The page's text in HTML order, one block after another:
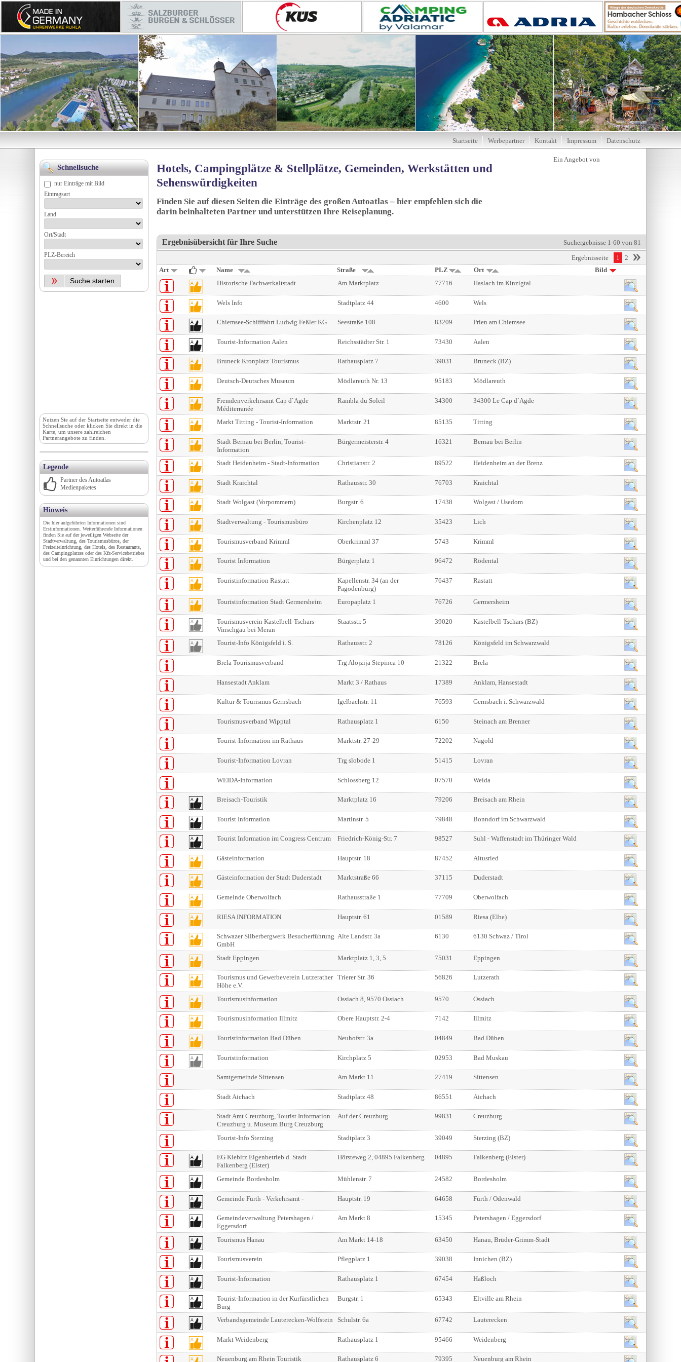
Hotels, Campingplätze & Stellplätze, Gemeinden, Werkstätten und
Sehenswürdigkeiten
Finden Sie auf diesen Seiten die Einträge des großen Autoatlas – hier empfehlen sich die
darin beinhalteten Partner und unterstützen Ihre Reiseplanung.
Ergebnisübersicht für Ihre Suche
Suchergebnisse 1-60 von 81
Ergebnisseite
1
2
Art
Name Straße PLZ Ort
Bild
Historische Fachwerkaltstadt
Am Marktplatz 77716 Haslach im Kinzigtal
Wels Info Stadtplatz 44 4600 Wels
Chiemsee-Schifffahrt Ludwig Feßler KG Seestraße 108 83209 Prien am Chiemsee
Tourist-Information Aalen Reichsstädter Str. 1 73430 Aalen
Bruneck Kronplatz Tourismus Rathausplatz 7 39031 Bruneck (BZ)
Deutsch-Deutsches Museum Mödlareuth Nr. 13 95183 Mödlareuth
Fremdenverkehrsamt Cap d`Agde
Méditerranée
Rambla du Soleil 34300 34300 Le Cap d`Agde
Markt Titting - Tourist-Information Marktstr. 21 85135 Titting
Stadt Bernau bei Berlin, Tourist-
Information
Bürgermeisterstr. 4 16321 Bernau bei Berlin
Stadt Heidenheim - Stadt-Information Christianstr. 2 89522 Heidenheim an der Brenz
Stadt Kraichtal Rathausstr. 30 76703 Kraichtal
Stadt Wolgast (Vorpommern) Burgstr. 6 17438 Wolgast / Usedom
Stadtverwaltung - Tourismusbüro Kirchenplatz 12 35423 Lich
Tourismusverband Krimml Oberkrimml 37 5743 Krimml
Tourist Information Bürgerplatz 1 96472 Rödental
Touristinformation Rastatt
Kapellenstr. 34 (an der
Pagodenburg)
76437 Rastatt
Touristinformation Stadt Germersheim Europaplatz 1 76726 Germersheim
Tourismusverein Kastelbell-Tschars-
Vinschgau bei Meran
Staatsstr. 5 39020 Kastelbell-Tschars (BZ)
Tourist-Info Königsfeld i. S. Rathausstr. 2 78126 Königsfeld im Schwarzwald
Brela Tourismusverband Trg Alojzija Stepinca 10 21322 Brela
Hansestadt Anklam Markt 3 / Rathaus 17389 Anklam, Hansestadt
Kultur & Tourismus Gernsbach Igelbachstr. 11 76593 Gernsbach i. Schwarzwald
Tourismusverband Wipptal Rathausplatz 1 6150 Steinach am Brenner
Tourist-Information im Rathaus Marktstr. 27-29 72202 Nagold
Tourist-Information Lovran Trg slobode 1 51415 Lovran
WEIDA-Information Schlossberg 12 07570 Weida
Breisach-Touristik Marktplatz 16 79206 Breisach am Rhein
Tourist Information Martinstr. 5 79848 Bonndorf im Schwarzwald
Tourist Information im Congress Centrum Friedrich-König-Str. 7 98527 Suhl - Waffenstadt im Thüringer Wald
Gästeinformation Hauptstr. 18 87452 Altusried
Gästeinformation der Stadt Duderstadt Marktstraße 66 37115 Duderstadt
Gemeinde Oberwolfach Rathausstraße 1 77709 Oberwolfach
RIESA INFORMATION Hauptstr. 61 01589 Riesa (Elbe)
Schwazer Silberbergwerk Besucherführung
GmbH
Alte Landstr. 3a 6130 6130 Schwaz / Tirol
Stadt Eppingen Marktplatz 1, 3, 5 75031 Eppingen
Tourismus und Gewerbeverein Lutzerather
Höhe e.V.
Trierer Str. 36 56826 Lutzerath
Tourismusinformation Ossiach 8, 9570 Ossiach 9570 Ossiach
Tourismusinformation Illmitz Obere Hauptstr. 2-4 7142 Illmitz
Touristinformation Bad Düben Neuhofstr. 3a 04849 Bad Düben
Touristinformation Kirchplatz 5 02953 Bad Muskau
Samtgemeinde Sittensen Am Markt 11 27419 Sittensen
Stadt Aichach Stadtplatz 48 86551 Aichach
Stadt Amt Creuzburg, Tourist Information
Creuzburg u. Museum Burg Creuzburg
Auf der Creuzburg 99831 Creuzburg
Tourist-Info Sterzing Stadtplatz 3 39049 Sterzing (BZ)
EG Kiebitz Eigenbetrieb d. Stadt
Falkenberg (Elster)
Hörsteweg 2, 04895 Falkenberg 04895 Falkenberg (Elster)
Gemeinde Bordesholm Mühlenstr. 7 24582 Bordesholm
Gemeinde Fürth - Verkehrsamt - Hauptstr. 19 64658 Fürth / Odenwald
Gemeindeverwaltung Petershagen /
Eggersdorf
Am Markt 8 15345 Petershagen / Eggersdorf
Tourismus Hanau Am Markt 14-18 63450 Hanau, Brüder-Grimm-Stadt
Tourismusverein Pflegplatz 1 39038 Innichen (BZ)
Tourist-Information Rathausplatz 1 67454 Haßloch
Tourist-Information in der Kurfürstlichen
Burg
Burgstr. 1 65343 Eltville am Rhein
Verbandsgemeinde Lauterecken-Wolfstein Schulstr. 6a 67742 Lauterecken
Markt Weidenberg Rathausplatz 1 95466 Weidenberg
Neuenburg am Rhein Touristik Rathausplatz 6 79395 Neuenburg am Rhein
Startseite Werbepartner Kontakt Impressum Datenschutz
Schnellsuche
nur Einträge mit Bild
Eintragsart
Land
Ort/Stadt
PLZ-Bereich
Nutzen Sie auf derStartseite entweder die
Schnellsuche oder klicken Sie direkt in die
Karte, um unsere zahlreichen
Partnerangebote zu finden.
Legende
Partner des Autoatlas
Medienpaketes
Hinweis
Die hier aufgeführten Informationen sind
Erstinformationen. Weiterführende Informationen
finden Sie auf der jeweiligen Webseite der
Stadtverwaltung, des Tourismusbüros, der
Freizeiteinrichtung, des Hotels, des Restaurants,
des Campingplatzes oder des Kfz-Servicebetriebes
und bei den genannten Einrichtungen direkt.